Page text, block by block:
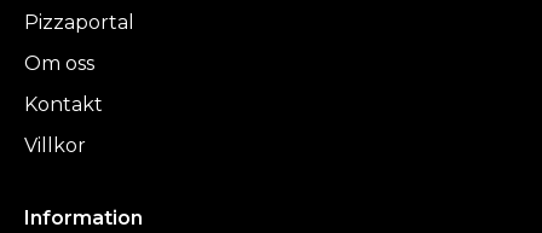
Pizzaportal
Om oss
Kontakt
Villkor
Information